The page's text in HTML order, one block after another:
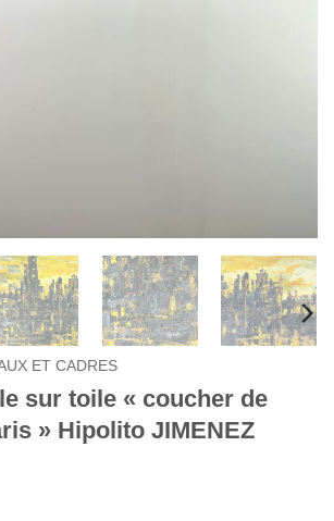
ET CADRES
sur toile « coucher de
» Hipolito JIMENEZ